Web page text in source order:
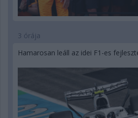
3 órája
Hamarosan leáll az idei F1-es